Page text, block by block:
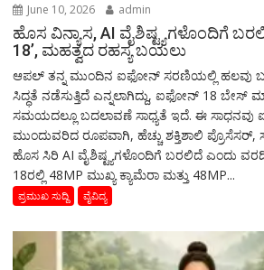
June 10, 2026 admin
ಹೊಸ ವಿನ್ಯಾಸ, AI ವೈಶಿಷ್ಟ್ಯಗಳೊಂದಿಗೆ
18’, ಮಹತ್ವದ ರಹಸ್ಯ ಬಯಲು
ಆಪಲ್ ತನ್ನ ಮುಂದಿನ ಐಫೋನ್ ಸರಣಿಯಲ್ಲಿ ಹಲವು
ಸಿದ್ಧತೆ ನಡೆಸುತ್ತಿದೆ ಎನ್ನಲಾಗಿದ್ದು, ಐಫೋನ್ 18
ಸಮಯದಲ್ಲೂ ಬದಲಾವಣೆ ಸಾಧ್ಯತೆ ಇದೆ. ಈ
ಮುಂದುವರಿದ ರೂಪವಾಗಿ, ಹೆಚ್ಚು ಶಕ್ತಿಶಾಲಿ ಪ್ರೊಸೆಸರ್,
ಹೊಸ ಸಿರಿ AI ವೈಶಿಷ್ಟ್ಯಗಳೊಂದಿಗೆ ಬರಲಿದೆ ಎಂದು
18ರಲ್ಲಿ 48MP ಮುಖ್ಯ ಕ್ಯಾಮೆರಾ ಮತ್ತು 48MP...
ಪ್ರಮುಖ ಸುದ್ದಿ ವೈವಿದ್ಯ